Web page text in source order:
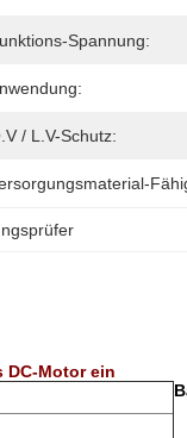
Spannung:
/ L.V-Schutz:
DC-Motor ein